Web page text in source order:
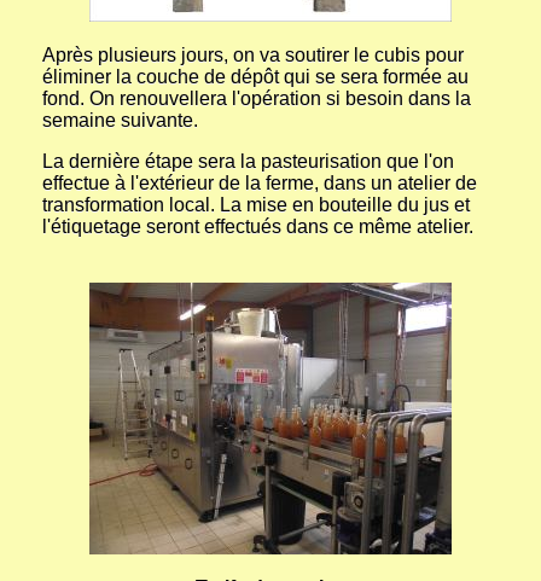
Après plusieurs jours, on va soutirer le cubis pour
éliminer la couche de dépôt qui se sera formée au
fond. On renouvellera l'opération si besoin dans la
semaine suivante.
La dernière étape sera la pasteurisation que l'on
effectue à l'extérieur de la ferme, dans un atelier de
transformation local. La mise en bouteille du jus et
l'étiquetage seront effectués dans ce même atelier.